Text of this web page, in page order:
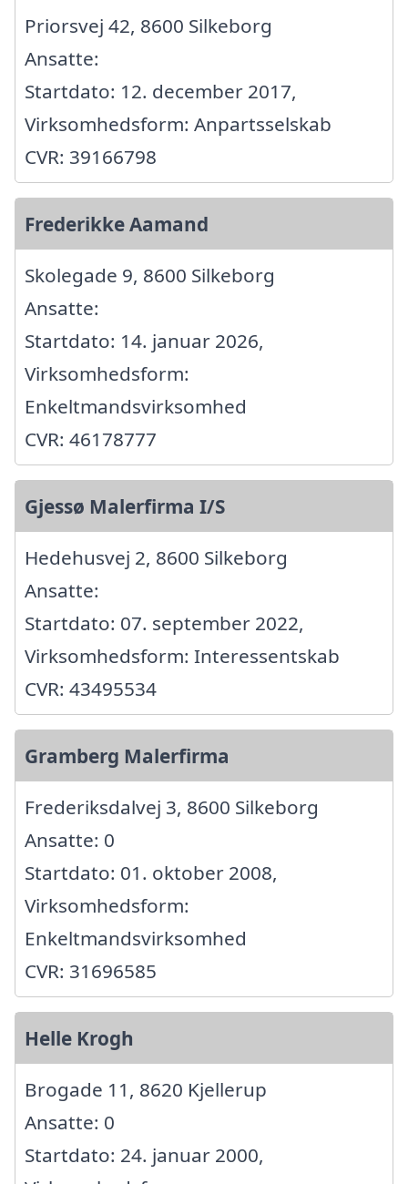
Priorsvej 42, 8600 Silkeborg
Ansatte:
Startdato: 12. december 2017,
Virksomhedsform: Anpartsselskab
CVR: 39166798
Frederikke Aamand
Skolegade 9, 8600 Silkeborg
Ansatte:
Startdato: 14. januar 2026,
Virksomhedsform:
Enkeltmandsvirksomhed
CVR: 46178777
Gjessø Malerfirma I/S
Hedehusvej 2, 8600 Silkeborg
Ansatte:
Startdato: 07. september 2022,
Virksomhedsform: Interessentskab
CVR: 43495534
Gramberg Malerfirma
Frederiksdalvej 3, 8600 Silkeborg
Ansatte: 0
Startdato: 01. oktober 2008,
Virksomhedsform:
Enkeltmandsvirksomhed
CVR: 31696585
Helle Krogh
Brogade 11, 8620 Kjellerup
Ansatte: 0
Startdato: 24. januar 2000,